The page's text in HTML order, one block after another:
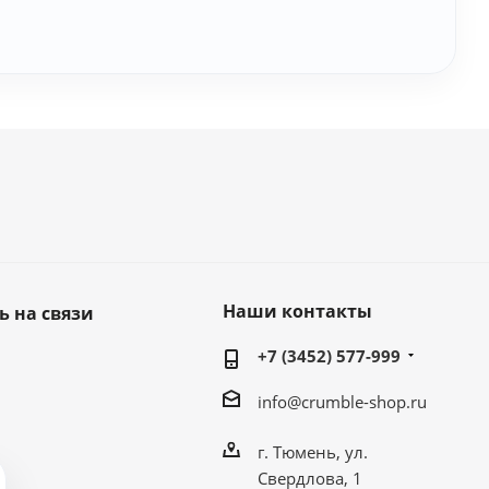
на связи Наши контакты
+7 (3452) 577-999
info@crumble-shop.ru
г. Тюмень, ул.
Свердлова, 1